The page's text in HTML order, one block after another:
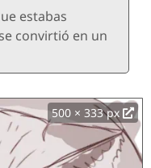
estabas
convirtió en un
500 × 333 px